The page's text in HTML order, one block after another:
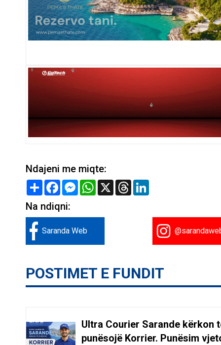
Ndajeni me miqte:
Share FacebookMessenger
WhatsApp
X Threads
Na ndiqni:
Saranda Web
POSTIMET E FUNDIT
Ultra Courier Sarande kërkon
punësojë Korrier. Punësim